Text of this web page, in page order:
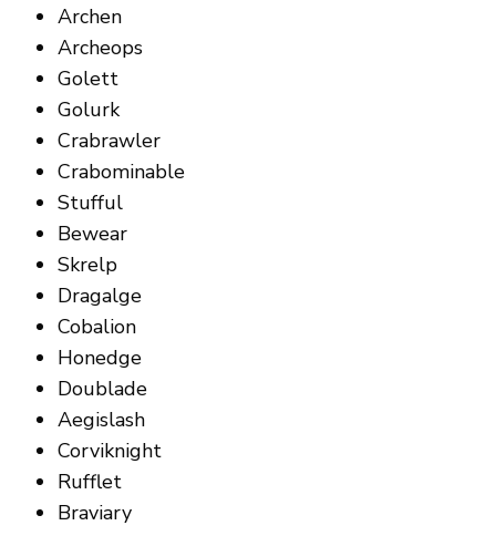
Archen
Archeops
Golett
Golurk
Crabrawler
Crabominable
Stufful
Bewear
Skrelp
Dragalge
Cobalion
Honedge
Doublade
Aegislash
Corviknight
Rufflet
Braviary